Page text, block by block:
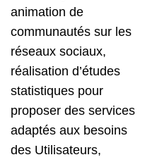
animation de
communautés sur les
réseaux sociaux,
réalisation d’études
statistiques pour
proposer des services
adaptés aux besoins
des Utilisateurs,